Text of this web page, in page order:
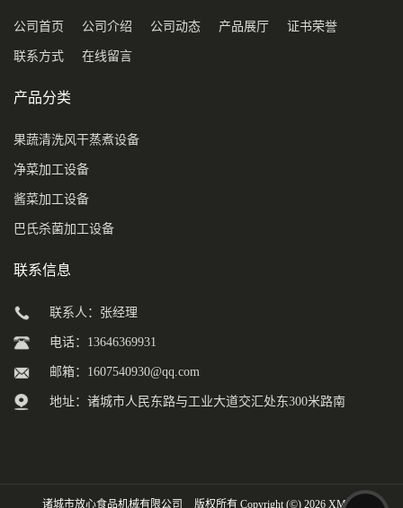
公司首页 公司介绍 公司动态 产品展厅 证书荣誉
联系方式 在线留言
产品分类
果蔬清洗风干蒸煮设备
净菜加工设备
酱菜加工设备
巴氏杀菌加工设备
联系信息
联系人：张经理
电话：13646369931
邮箱： 1607540930@qq.com
地址：诸城市人民东路与工业大道交汇处东300米路南
诸城市放心食品机械有限公司 版权所有 Copyright (©) 2026 XML